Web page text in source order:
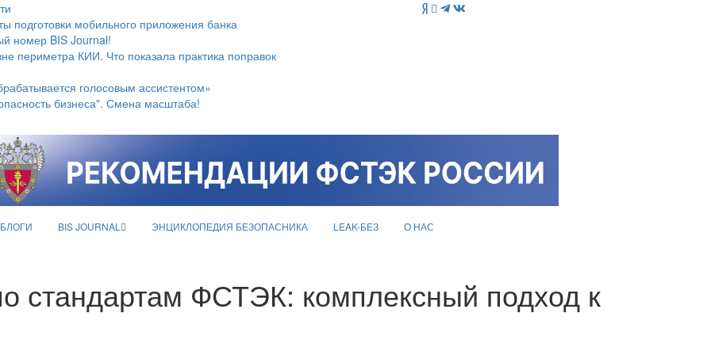
подготовки мобильного приложения банка
номер BIS Journal!
периметра КИИ. Что показала практика поправок
голосовым ассистентом»
бизнеса". Смена масштаба!
БЛОГИ BIS JOURNAL ЭНЦИКЛОПЕДИЯ БЕЗОПАСНИКА LEAK-БЕЗ О НАС
стандартам ФСТЭК: комплексный подход к